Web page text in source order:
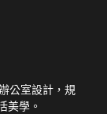
公室設計，規
美學。